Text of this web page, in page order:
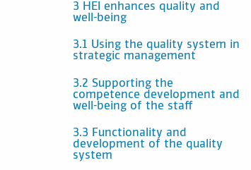
3 HEI enhances quality and
well-being
3.1 Using the quality system in
strategic management
3.2 Supporting the
competence development and
well-being of the staff
3.3 Functionality and
development of the quality
system